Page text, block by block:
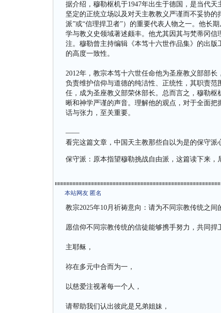
据介绍，穆勒枢机于1947年出生于德国，是当代
坚定的正统立场以及对天主教教义严谨而不妥协
派”或“信理捍卫者”）的重要代表人物之一。他长
学与教义史领域著述颇丰。他尤其因其与梵蒂冈
注。穆勒曾主持编辑《本笃十六世作品集》的出
的高度一致性。
2012年，教宗本笃十六世任命他为圣座教义部部
负责维护信仰与道德的纯洁性、正统性，其职责
任，成为圣座教义部荣休部长。总而言之，穆勒
晰和神学严谨的声音。理解他的观点，对于全面
话与张力，至关重要。
——
看完这篇文章，中国天主教那些自以为是的保守派
保守派：原本指望穆勒挑战自由派，这篇读下来，
本站网友 匿名
教宗2025年10月祈祷意向：请为不同宗教传统之间
愿信仰不同宗教传统的信徒能够携手努力，共同
主耶稣，
祢在多元中合而为一，
以慈爱注视著每一个人，
请帮助我们认出彼此是兄弟姐妹，